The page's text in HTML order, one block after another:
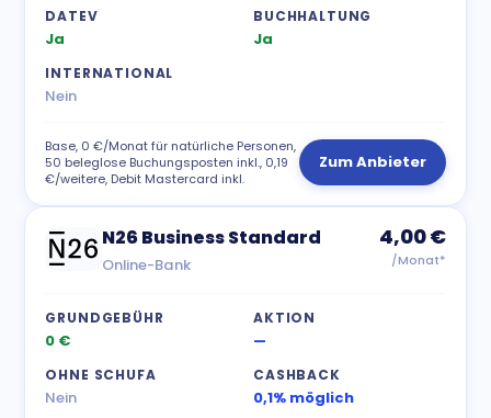
DATEV
Ja
BUCHHALTUNG
Ja
INTERNATIONAL
Nein
Base, 0 €/Monat für natürliche Personen,
50 beleglose Buchungsposten inkl., 0,19
€/weitere, Debit Mastercard inkl.
Zum Anbieter
N26 Business Standard
Online-Bank
4,00 €
/Monat*
GRUNDGEBÜHR
0 €
AKTION
—
OHNE SCHUFA
Nein
CASHBACK
0,1% möglich